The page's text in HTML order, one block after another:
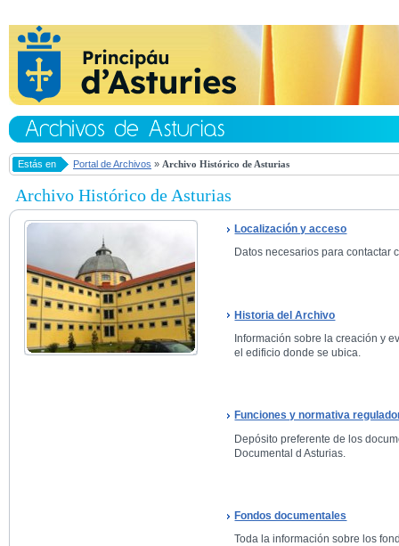
Estás en Portal de Archivos » Archivo Histórico de Asturias
Archivo Histórico de Asturias
Localización y acceso
Datos necesarios para contactar
Historia del Archivo
Información sobre la creación y
el edificio donde se ubica.
Funciones y normativa
Depósito preferente de los
Documental d Asturias.
Fondos documentales
Toda la información sobre los